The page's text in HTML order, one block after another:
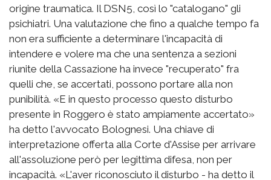
origine traumatica. Il DSN5, così lo "catalogano" gli
psichiatri. Una valutazione che fino a qualche tempo fa
non era sufficiente a determinare l'incapacità di
intendere e volere ma che una sentenza a sezioni
riunite della Cassazione ha invece "recuperato" fra
quelli che, se accertati, possono portare alla non
punibilità. «E in questo processo questo disturbo
presente in Roggero è stato ampiamente accertato»
ha detto l'avvocato Bolognesi. Una chiave di
interpretazione offerta alla Corte d'Assise per arrivare
all'assoluzione però per legittima difesa, non per
incapacità. «L'aver riconosciuto il disturbo - ha detto il